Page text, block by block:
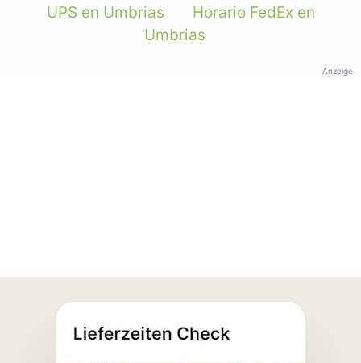
UPS en Umbrias
Horario FedEx en
Umbrias
Anzeige